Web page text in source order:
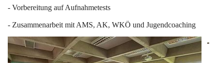
- Vorbereitung auf Aufnahmetests
- Zusammenarbeit mit AMS, AK, WKÖ und Jugendcoaching